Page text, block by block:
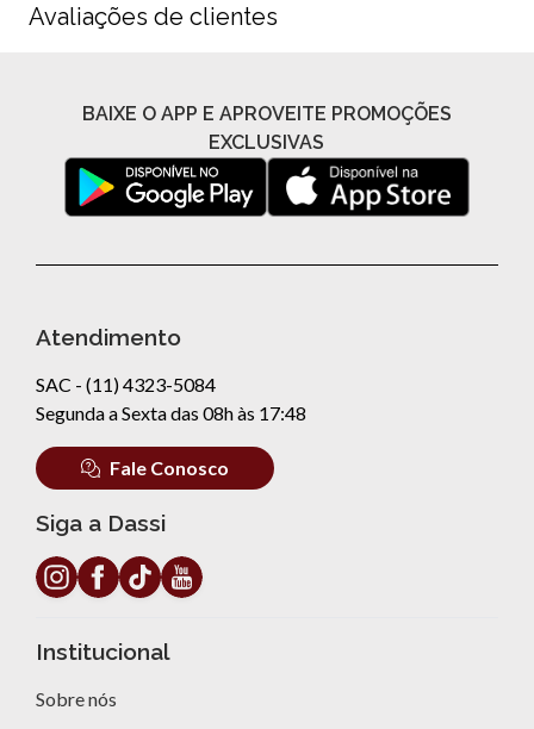
Avaliações de clientes
BAIXE O APP E APROVEITE PROMOÇÕES
EXCLUSIVAS
Atendimento
SAC - (11) 4323-5084
Segunda a Sexta das 08h às 17:48
Fale Conosco
Siga a Dassi
Institucional
Sobre nós